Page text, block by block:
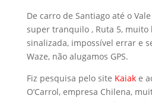
De carro de Santiago até o
super tranquilo , Ruta 5, muito
sinalizada, impossível errar e
Waze, não alugamos GPS.
Fiz pesquisa pelo site Kaiake
O’Carrol, empresa Chilena,